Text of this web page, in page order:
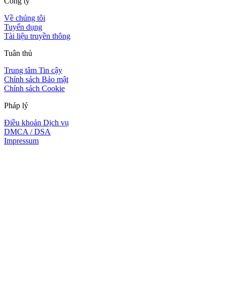
Về chúng tôi
Tuyển dụng
Tài liệu truyền thông
Tuân thủ
Trung tâm Tin cậy
Chính sách Bảo mật
Chính sách Cookie
Pháp lý
Điều khoản Dịch vụ
DMCA / DSA
Impressum